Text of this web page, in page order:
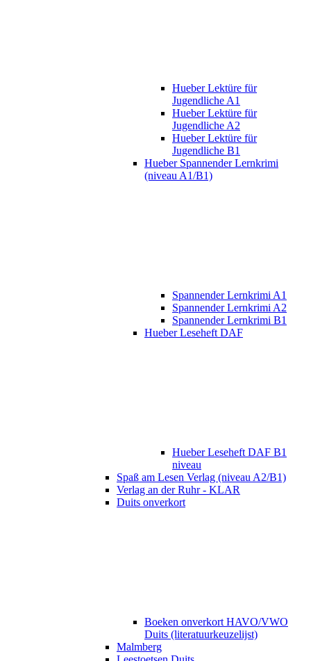
Hueber Lektüre für
Jugendliche A1
Hueber Lektüre für
Jugendliche A2
Hueber Lektüre für
Jugendliche B1
Hueber Spannender Lernkrimi
(niveau A1/B1)
Spannender Lernkrimi A1
Spannender Lernkrimi A2
Spannender Lernkrimi B1
Hueber Leseheft DAF
Hueber Leseheft DAF B1
niveau
Spaß am Lesen Verlag (niveau A2/B1)
Verlag an der Ruhr - KLAR
Duits onverkort
Boeken onverkort HAVO/VWO
Duits (literatuurkeuzelijst)
Malmberg